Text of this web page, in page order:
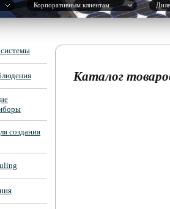
Корпоративным клиентам
создания
Каталог